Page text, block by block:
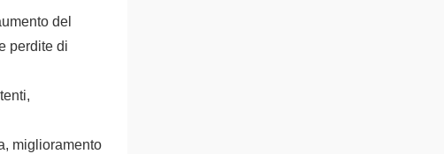
del
perdite di
miglioramento